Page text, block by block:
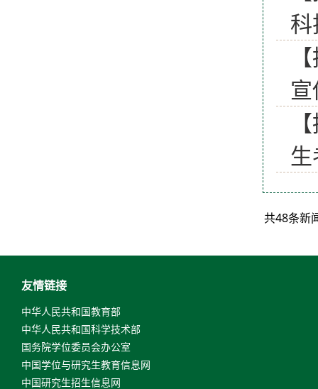
共48条新
友情链接
中华人民共和国教育部
中华人民共和国科学技术部
国务院学位委员会办公室
中国学位与研究生教育信息网
中国研究生招生信息网